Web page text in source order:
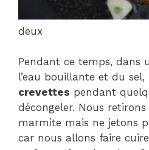
deux
Pendant ce temps, dans
l’eau bouillante et du sel,
crevettes pendant
décongeler. Nous
marmite mais ne jetons
car nous allons faire